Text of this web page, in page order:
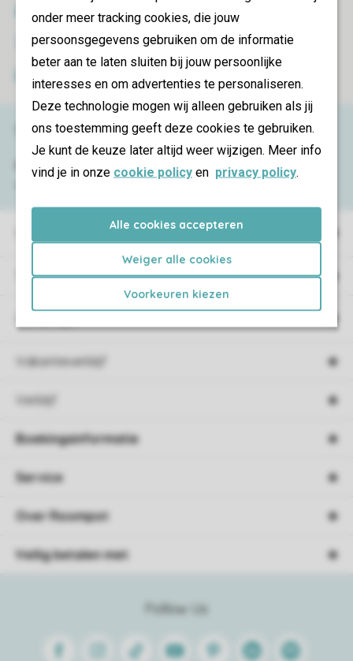
onder meer tracking cookies, die jouw
persoonsgegevens gebruiken om de informatie
beter aan te laten sluiten bij jouw persoonlijke
interesses en om advertenties te personaliseren.
Deze technologie mogen wij alleen gebruiken als jij
ons toestemming geeft deze cookies te gebruiken.
Je kunt de keuze later altijd weer wijzigen. Meer info
vind je in onze cookie policy en privacy policy.
Alle cookies accepteren
Weiger alle cookies
Voorkeuren kiezen
Veilige gegevensoverdracht
Type vakantie
Vakantieverblijf
Verblijf
Service & contact
Bekijk de veelgestelde vragen
of neem
Follow Us
FacebookInstagram
Tiktok Youtube PinterestLinkedinSpotify
Boekingsinformatie
Service
Over Roompot
Veilig betalen met